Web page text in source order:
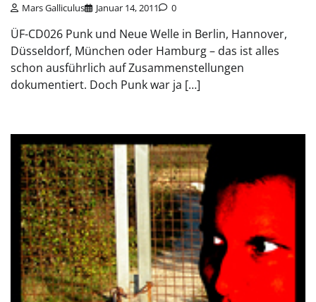
Mars Galliculus Januar 14, 2011 0
ÜF-CD026 Punk und Neue Welle in Berlin, Hannover,
Düsseldorf, München oder Hamburg – das ist alles
schon ausführlich auf Zusammenstellungen
dokumentiert. Doch Punk war ja […]